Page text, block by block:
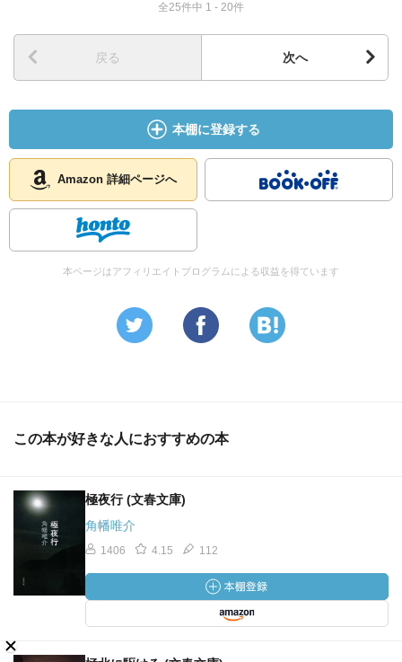
全25件中 1 - 20件
戻る 次へ
本棚に登録する
Amazon 詳細ページへ
本ページはアフィリエイトプログラムによる収益を得ています
この本が好きな人におすすめの本
極夜行 (文春文庫)
角幡唯介
1406 4.15 112